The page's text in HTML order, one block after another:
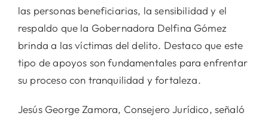
las personas beneficiarias, la sensibilidad y el
respaldo que la Gobernadora Delfina Gómez
brinda a las víctimas del delito. Destaco que este
tipo de apoyos son fundamentales para enfrentar
su proceso con tranquilidad y fortaleza.
Jesús George Zamora, Consejero Jurídico, señaló